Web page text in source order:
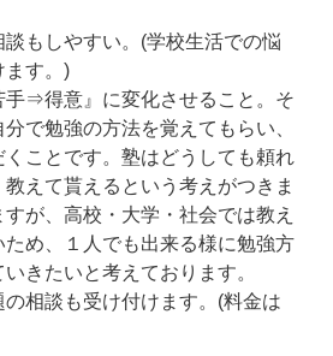
もしやすい。(学校生活での悩
ます。)
⇒得意』に変化させること。そ
で勉強の方法を覚えてもらい、
ことです。塾はどうしても頼れ
えて貰えるという考えがつきま
が、高校・大学・社会では教え
め、１人でも出来る様に勉強方
きたいと考えております。
相談も受け付けます。(料金は